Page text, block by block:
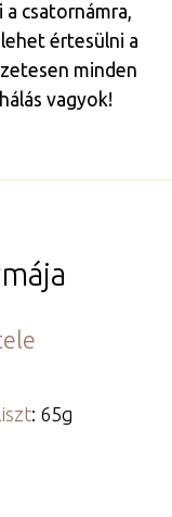
csatornámra,
értesülni a
minden
vagyok!
: 65g